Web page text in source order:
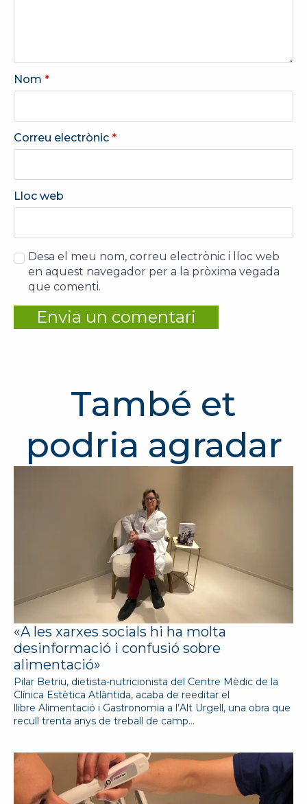
Nom *
Correu electrònic *
Lloc web
Desa el meu nom, correu electrònic i lloc web
en aquest navegador per a la pròxima vegada
que comenti.
També et
podria agradar
«A les xarxes socials hi ha molta
desinformació i confusió sobre
alimentació»
Pilar Betriu, dietista-nutricionista del Centre Mèdic de la
Clínica Estètica Atlàntida, acaba de reeditar el
llibre Alimentació i Gastronomia a l’Alt Urgell, una obra que
recull trenta anys de treball de camp…